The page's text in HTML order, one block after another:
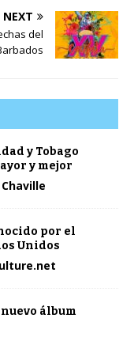
NEXT
del
y Tobago
y mejor
por el
Unidos
álbum